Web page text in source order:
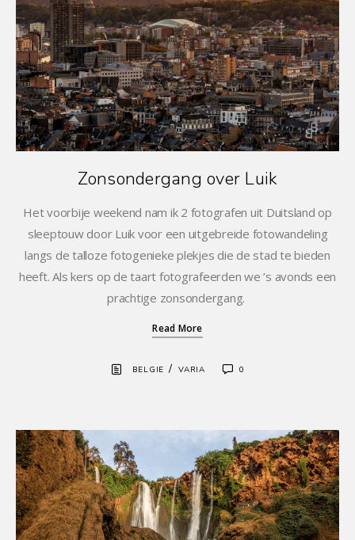
Zonsondergang over Luik
Het voorbije weekend nam ik 2 fotografen uit Duitsland op
sleeptouw door Luik voor een uitgebreide fotowandeling
langs de talloze fotogenieke plekjes die de stad te bieden
heeft. Als kers op de taart fotografeerden we ’s avonds een
prachtige zonsondergang.
Read More
BELGIE / VARIA 0